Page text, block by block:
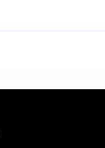
амплификатор
на упаковке.